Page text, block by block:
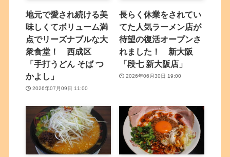
地元で愛され続ける美
味しくてボリューム満
点でリーズナブルな大
衆食堂！ 西成区
「手打うどん そば つ
かよし」
2026年07月09日 11:00
長らく休業をされてい
てた人気ラーメン店が
待望の復活オープンさ
れました！ 新大阪
「段七 新大阪店」
2026年06月30日 19:00